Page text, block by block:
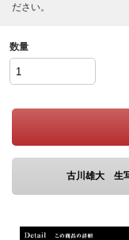
ださい。
数量
古川雄大 生